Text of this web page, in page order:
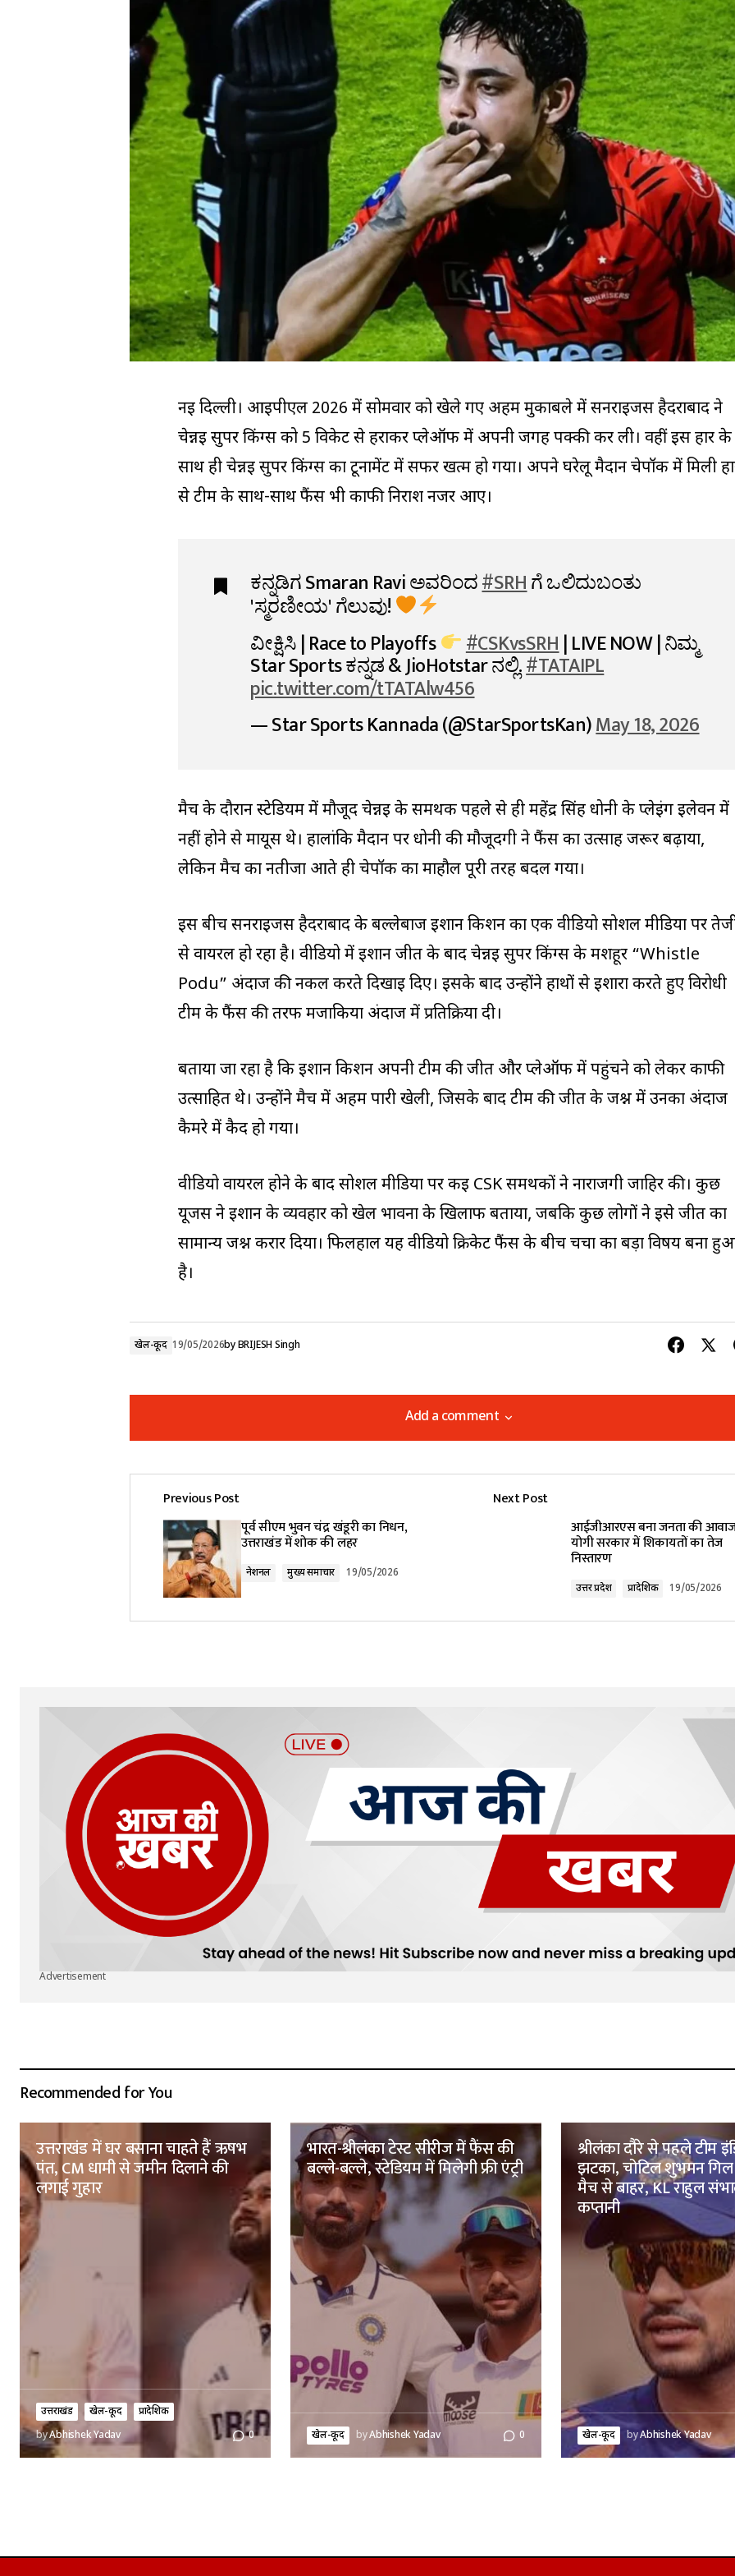
नई दिल्ली। आईपीएल 2026 में सोमवार को खेले गए अहम मुकाबले में सनराइजर्स हैदराबाद ने
चेन्नई सुपर किंग्स को 5 विकेट से हराकर प्लेऑफ में अपनी जगह पक्की कर ली। वहीं इस हार के
साथ ही चेन्नई सुपर किंग्स का टूर्नामेंट में सफर खत्म हो गया। अपने घरेलू मैदान चेपॉक में मिली
से टीम के साथ-साथ फैंस भी काफी निराश नजर आए।
ಕನ್ನಡಿಗ Smaran Ravi ಅವರಿಂದ#SRHಗೆ ಒಲಿದುಬಂತು
'ಸ್ಮರಣೀಯ' ಗೆಲುವು!
ವೀಕ್ಷಿಸಿ | Race to Playoffs
#CSKvsSRH| LIVE NOW | ನಿಮ್ಮ
Star Sports ಕನ್ನಡ & JioHotstar ನಲ್ಲಿ.#TATAIPL
pic.twitter.com/tTATAlw456
— Star Sports Kannada (@StarSportsKan)May 18, 2026
मैच के दौरान स्टेडियम में मौजूद चेन्नई के समर्थक पहले से ही महेंद्र सिंह धोनी के प्लेइंग इलेवन में
नहीं होने से मायूस थे। हालांकि मैदान पर धोनी की मौजूदगी ने फैंस का उत्साह जरूर बढ़ाया,
लेकिन मैच का नतीजा आते ही चेपॉक का माहौल पूरी तरह बदल गया।
इस बीच सनराइजर्स हैदराबाद के बल्लेबाज ईशान किशन का एक वीडियो सोशल मीडिया पर
से वायरल हो रहा है। वीडियो में ईशान जीत के बाद चेन्नई सुपर किंग्स के मशहूर “Whistle
Podu” अंदाज की नकल करते दिखाई दिए। इसके बाद उन्होंने हाथों से इशारा करते हुए विरोधी
टीम के फैंस की तरफ मजाकिया अंदाज में प्रतिक्रिया दी।
बताया जा रहा है कि ईशान किशन अपनी टीम की जीत और प्लेऑफ में पहुंचने को लेकर काफी
उत्साहित थे। उन्होंने मैच में अहम पारी खेली, जिसके बाद टीम की जीत के जश्न में उनका अंदाज
कैमरे में कैद हो गया।
वीडियो वायरल होने के बाद सोशल मीडिया पर कई CSK समर्थकों ने नाराजगी जाहिर की। कुछ
यूजर्स ने ईशान के व्यवहार को खेल भावना के खिलाफ बताया, जबकि कुछ लोगों ने इसे जीत का
सामान्य जश्न करार दिया। फिलहाल यह वीडियो क्रिकेट फैंस के बीच चर्चा का बड़ा विषय बना
है।
खेल-कूद 19/05/2026byBRIJESH Singh
Add a comment
Add a comment
Your email address will not be published. Required fields are marked*
Comment*
Previous Post
पूर्व सीएम भुवन चंद्र खंडूरी का निधन,
उत्तराखंड में शोक की लहर
नेशनल मुख्य समाचार 19/05/2026
Next Post
आईजीआरएस बना जनता की
योगी सरकार में शिकायतों का तेज
निस्तारण
उत्तर प्रदेश प्रादेशिक 19/05/2026
Advertisement
Recommended for You
उत्तराखंड में घर बसाना चाहते हैं ऋषभ
पंत, CM धामी से जमीन दिलाने की
लगाई गुहार
उत्तराखंड खेल-कूद
प्रादेशिक
byAbhishek Yadav 0
भारत-श्रीलंका टेस्ट सीरीज में फैंस की
बल्ले-बल्ले, स्टेडियम में मिलेगी फ्री एंट्री
खेल-कूद byAbhishek Yadav 0
श्रीलंका दौरे से पहले टीम
झटका, चोटिल शुभमन गिल
मैच से बाहर, KL राहुल
कप्तानी
खेल-कूद byAbhishek Yadav